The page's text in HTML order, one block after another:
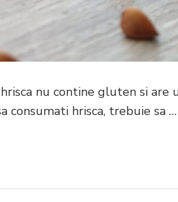
nu contine gluten si
consumati hrisca, trebuie sa …